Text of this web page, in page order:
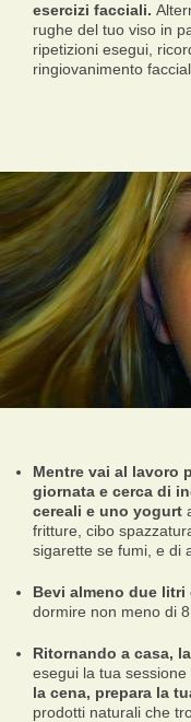
esercizi facciali.
rughe del tuo viso in
ripetizioni esegui,
ringiovanimento
Mentre vai al lavoro
giornata e cerca di
cereali e uno yogurt
fritture, cibo
sigarette se fumi, e di
Bevi almeno due
dormire non meno di 8
Ritornando a casa,
esegui la tua
la cena, prepara la
prodotti naturali che